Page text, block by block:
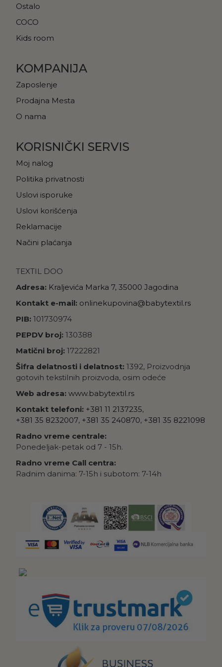
Ostalo
COCO
Kids room
KOMPANIJA
Zaposlenje
Prodajna Mesta
O nama
KORISNIČKI SERVIS
Moj nalog
Politika privatnosti
Uslovi isporuke
Uslovi korišćenja
Reklamacije
Načini plaćanja
TEXTIL DOO
Adresa: Kraljevića Marka 7, 35000 Jagodina
Kontakt e-mail: onlinekupovina@babytextil.rs
PIB: 101730974
PEPDV broj: 130388
Matični broj: 17222821
Šifra delatnosti i delatnost: 1392, Proizvodnja
gotovih tekstilnih proizvoda, osim odeće
Web adresa: www.babytextil.rs
Kontakt telefoni: +381 11 2137235,
+381 35 8232007, +381 35 240870, +381 35 8221098
Radno vreme centrale:
Ponedeljak-petak od 7 - 15h.
Radno vreme Call centra:
Radnim danima: 7-15h i subotom: 7-14h